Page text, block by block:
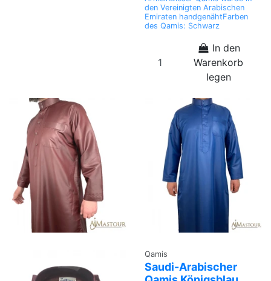
den Vereinigten Arabischen
Emiraten handgenähtFarben
des Qamis: Schwarz
In den
Warenkorb
legen
Qamis
Saudi-Arabischer